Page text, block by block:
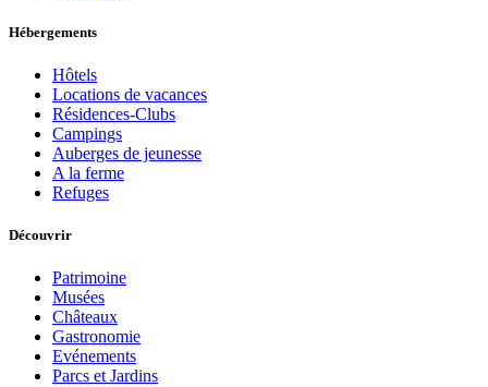
Hébergements
Hôtels
Locations de vacances
Résidences-Clubs
Campings
Auberges de jeunesse
A la ferme
Refuges
Découvrir
Patrimoine
Musées
Châteaux
Gastronomie
Evénements
Parcs et Jardins